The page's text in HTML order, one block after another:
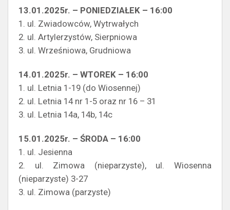
13.01.2025r. – PONIEDZIAŁEK – 16:00
1. ul. Zwiadowców, Wytrwałych
2. ul. Artylerzystów, Sierpniowa
3. ul. Wrześniowa, Grudniowa
14.01.2025r. – WTOREK – 16:00
1. ul. Letnia 1-19 (do Wiosennej)
2. ul. Letnia 14 nr 1-5 oraz nr 16 – 31
3. ul. Letnia 14a, 14b, 14c
15.01.2025r. – ŚRODA – 16:00
1. ul. Jesienna
2. ul. Zimowa (nieparzyste), ul. Wiosenna
(nieparzyste) 3-27
3. ul. Zimowa (parzyste)